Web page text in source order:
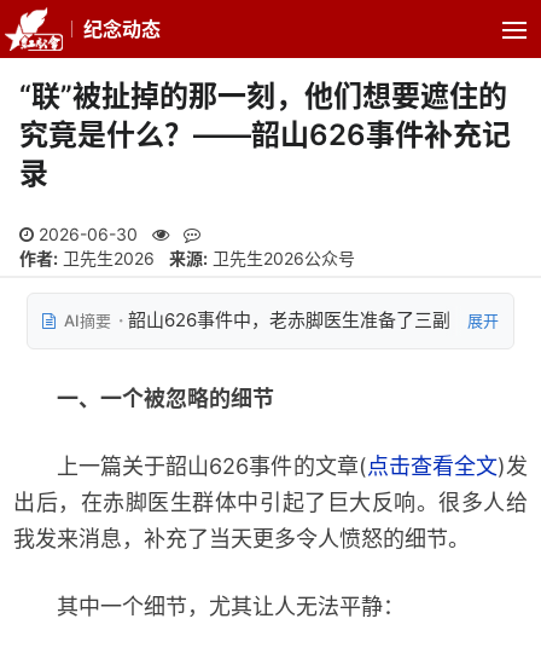
纪念动态
“联”被扯掉的那一刻，他们想要遮住的
究竟是什么？——韶山626事件补充记
录
2026-06-30
作者: 卫先生2026 来源: 卫先生2026公众号
AI摘要
韶山626事件中，老赤脚医生准备了三副
展开
一、一个被忽略的细节
上一篇关于韶山626事件的文章(点击查看全文)发
出后，在赤脚医生群体中引起了巨大反响。很多人给
我发来消息，补充了当天更多令人愤怒的细节。
其中一个细节，尤其让人无法平静：